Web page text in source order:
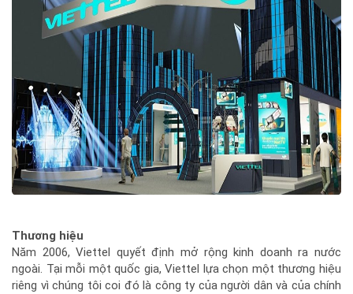
Thương hiệu
Năm 2006, Viettel quyết định mở rộng kinh doanh ra nước
ngoài. Tại mỗi một quốc gia, Viettel lựa chọn một thương hiệu
riêng vì chúng tôi coi đó là công ty của người dân và của chính